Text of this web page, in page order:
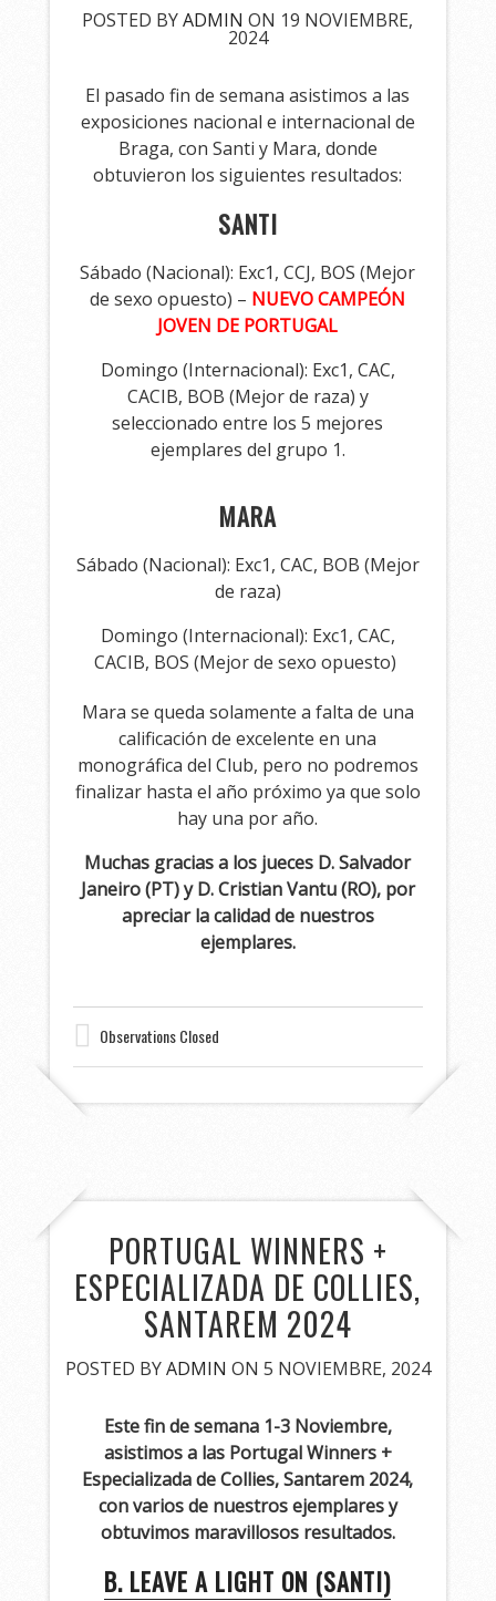
POSTED BYADMIN ON 19 NOVIEMBRE,
2024
El pasado fin de semana asistimos a las
exposiciones nacional e internacional de
Braga, con Santi y Mara, donde
obtuvieron los siguientes resultados:
SANTI
Sábado (Nacional): Exc1, CCJ, BOS (Mejor
de sexo opuesto) – NUEVO CAMPEÓN
JOVEN DE PORTUGAL
Domingo (Internacional): Exc1, CAC,
CACIB, BOB (Mejor de raza) y
seleccionado entre los 5 mejores
ejemplares del grupo 1.
MARA
Sábado (Nacional): Exc1, CAC, BOB (Mejor
de raza)
Domingo (Internacional): Exc1, CAC,
CACIB, BOS (Mejor de sexo opuesto)
Mara se queda solamente a falta de una
calificación de excelente en una
monográfica del Club, pero no podremos
finalizar hasta el año próximo ya que solo
hay una por año.
Muchas gracias a los jueces D. Salvador
Janeiro (PT) y D. Cristian Vantu (RO), por
apreciar la calidad de nuestros
ejemplares.
Observations Closed
PORTUGAL WINNERS +
ESPECIALIZADA DE COLLIES,
SANTAREM 2024
POSTED BYADMIN ON 5 NOVIEMBRE, 2024
Este fin de semana 1-3 Noviembre,
asistimos a las Portugal Winners +
Especializada de Collies, Santarem 2024,
con varios de nuestros ejemplares y
obtuvimos maravillosos resultados.
B. LEAVE A LIGHT ON (SANTI)